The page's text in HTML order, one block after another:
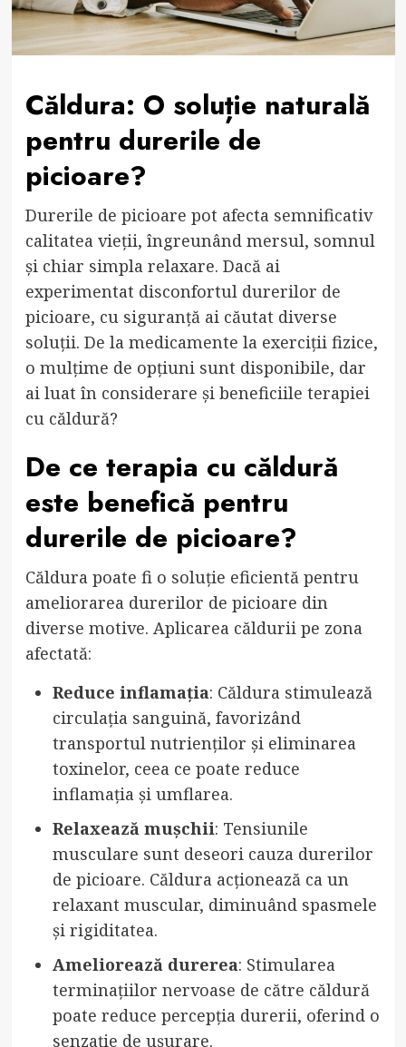
Căldura: O soluție naturală
pentru durerile de
picioare?
Durerile de picioare pot afecta semnificativ
calitatea vieții, îngreunând mersul, somnul
și chiar simpla relaxare. Dacă ai
experimentat disconfortul durerilor de
picioare, cu siguranță ai căutat diverse
soluții. De la medicamente la exerciții fizice,
o mulțime de opțiuni sunt disponibile, dar
ai luat în considerare și beneficiile terapiei
cu căldură?
De ce terapia cu căldură
este benefică pentru
durerile de picioare?
Căldura poate fi o soluție eficientă pentru
ameliorarea durerilor de picioare din
diverse motive. Aplicarea căldurii pe zona
afectată:
Reduce inflamația: Căldura stimulează
circulația sanguină, favorizând
transportul nutrienților și eliminarea
toxinelor, ceea ce poate reduce
inflamația și umflarea.
Relaxează mușchii: Tensiunile
musculare sunt deseori cauza durerilor
de picioare. Căldura acționează ca un
relaxant muscular, diminuând spasmele
și rigiditatea.
Ameliorează durerea: Stimularea
terminațiilor nervoase de către căldură
poate reduce percepția durerii, oferind o
senzație de ușurare.